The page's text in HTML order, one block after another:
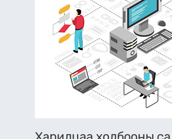
Мэргэжлийн
боловсон
бэлтгэж